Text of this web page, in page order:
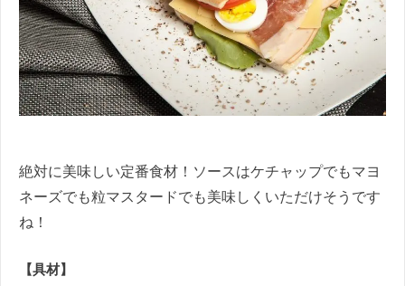
絶対に美味しい定番食材！ソースはケチャップでもマヨ
ネーズでも粒マスタードでも美味しくいただけそうです
ね！
【具材】